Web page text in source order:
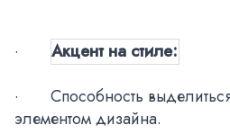
· Акцент на стиле:
· Способность
элементом дизайна.